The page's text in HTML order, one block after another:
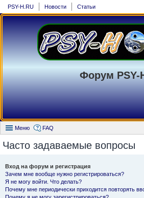
PSY-H.RU Новости Статьи
Форум PSY-
Меню FAQ
Часто задаваемые вопросы
Вход на форум и регистрация
Зачем мне вообще нужно регистрироваться?
Я не могу войти. Что делать?
Почему мне периодически приходится повторять
Почему я не могу зарегистрироваться?